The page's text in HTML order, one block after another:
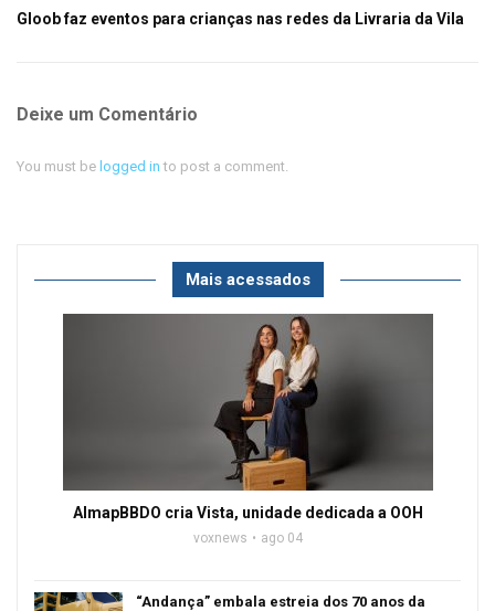
Gloob faz eventos para crianças nas redes da Livraria da Vila
Deixe um Comentário
You must be logged in to post a comment.
Mais acessados
AlmapBBDO cria Vista, unidade dedicada a OOH
voxnews ago 04
“Andança” embala estreia dos 70 anos da